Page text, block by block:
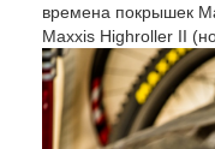
времена покрышек
Maxxis Highroller II